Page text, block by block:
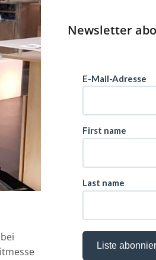
Newsletter